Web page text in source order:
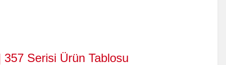
Serisi Ürün Tablosu